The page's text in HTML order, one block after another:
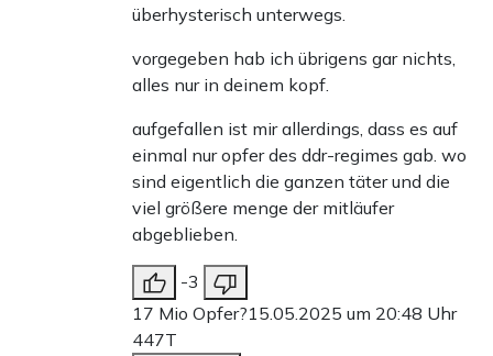
überhysterisch unterwegs.
vorgegeben hab ich übrigens gar nichts,
alles nur in deinem kopf.
aufgefallen ist mir allerdings, dass es auf
einmal nur opfer des ddr-regimes gab. wo
sind eigentlich die ganzen täter und die
viel größere menge der mitläufer
abgeblieben.
-3
17 Mio Opfer?15.05.2025 um 20:48 Uhr
447T